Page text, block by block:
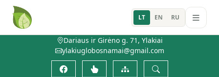
Dariaus ir Girėno g. 71, Ylakiai
ylakiuglobosnamai@gmail.com
LT EN RU